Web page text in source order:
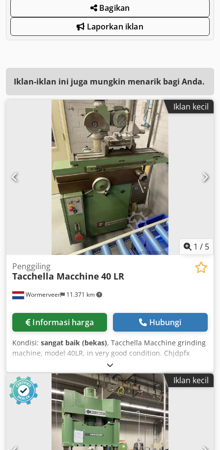
Bagikan
Laporkan iklan
Iklan-iklan ini juga mungkin menarik bagi Anda.
Iklan kecil
1 / 5
Wormerveer 11.371 km
Penggiling
Tacchella Macchine 40 LR
Informasi harga Hubungi
Kondisi: sangat baik (bekas), Tacchella Macchine grinding
machine, model 40LR, in very good condition. Chjdpfx
Ahjivg E Hjtoa Specifications: Longitudinal travel (X-axis):
400 mm Cross travel (Y-axis): 250 mm Maximum clearance
between worktable and spindle axis: 375 mm Grinding
wheel speed: 3000/6000 rpm Grinding wheel dimensions:
150 x 20 mm Weight: 800 kg
Iklan kecil